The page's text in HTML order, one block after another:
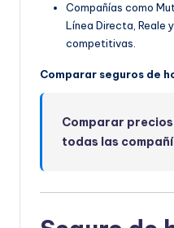
Compañías como
Línea Directa, Reale
competitivas.
Comparar seguros de
Comparar
todas las